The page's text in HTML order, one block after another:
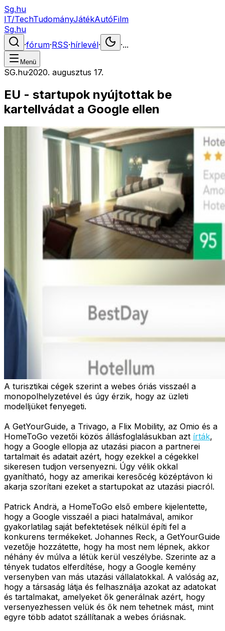
Sg.hu
IT/TechTudományJátékAutóFilm
Sg.hu
·fórum·RSS·hírlevél· ·...
Menü
SG.hu·2020. augusztus 17.
EU - startupok nyújtottak be
kartellvádat a Google ellen
A turisztikai cégek szerint a webes óriás visszaél a
monopolhelyzetével és úgy érzik, hogy az üzleti
modelljüket fenyegeti.
A GetYourGuide, a Trivago, a Flix Mobility, az Omio és a
HomeToGo vezetői közös állásfoglalásukban azt írták,
hogy a Google ellopja az utazási piacon a partnerei
tartalmait és adatait azért, hogy ezekkel a cégekkel
sikeresen tudjon versenyezni. Úgy vélik okkal
gyanítható, hogy az amerikai keresőcég középtávon ki
akarja szorítani ezeket a startupokat az utazási piacról.
Patrick Andrä, a HomeToGo első embere kijelentette,
hogy a Google visszaél a piaci hatalmával, amikor
gyakorlatilag saját befektetések nélkül építi fel a
konkurens termékeket. Johannes Reck, a GetYourGuide
vezetője hozzátette, hogy ha most nem lépnek, akkor
néhány év múlva a létük kerül veszélybe. Szerinte az a
tények tudatos elferdítése, hogy a Google kemény
versenyben van más utazási vállalatokkal. A valóság az,
hogy a társaság látja és felhasználja azokat az adatokat
és tartalmakat, amelyeket ők generálnak azért, hogy
versenyezhessen velük és ők nem tehetnek mást, mint
egyre több adatot szállítanak a webes óriásnak.